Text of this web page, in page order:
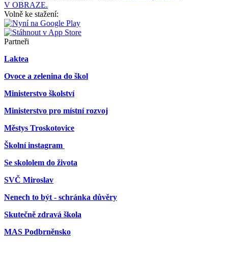
V OBRAZE.
Volně ke stažení:
Partneři
Laktea
Ovoce a zelenina do škol
Ministerstvo školství
Ministerstvo pro místní rozvoj
Městys Troskotovice
Školní instagram
Se skololem do života
SVČ Miroslav
Nenech to být - schránka důvěry
Skutečně zdravá škola
MAS Podbrněnsko